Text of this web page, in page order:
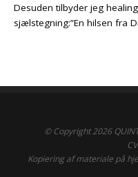
Desuden tilbyder jeg
sjælstegning:”En hilsen fra
© Copyright 2026
Kopiering af materiale på